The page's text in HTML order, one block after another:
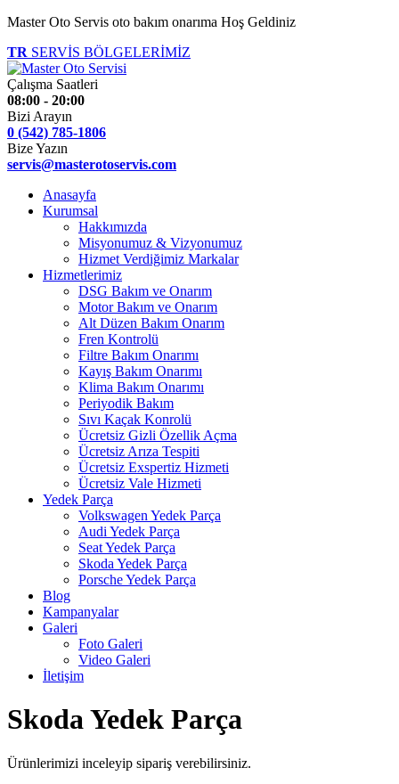
Master Oto Servis oto bakım onarıma Hoş Geldiniz
TR SERVİS BÖLGELERİMİZ
Çalışma Saatleri
08:00 - 20:00
Bizi Arayın
0 (542) 785-1806
Bize Yazın
servis@masterotoservis.com
Anasayfa
Kurumsal
Hakkımızda
Misyonumuz & Vizyonumuz
Hizmet Verdiğimiz Markalar
Hizmetlerimiz
DSG Bakım ve Onarım
Motor Bakım ve Onarım
Alt Düzen Bakım Onarım
Fren Kontrolü
Filtre Bakım Onarımı
Kayış Bakım Onarımı
Klima Bakım Onarımı
Periyodik Bakım
Sıvı Kaçak Konrolü
Ücretsiz Gizli Özellik Açma
Ücretsiz Arıza Tespiti
Ücretsiz Exspertiz Hizmeti
Ücretsiz Vale Hizmeti
Yedek Parça
Volkswagen Yedek Parça
Audi Yedek Parça
Seat Yedek Parça
Skoda Yedek Parça
Porsche Yedek Parça
Blog
Kampanyalar
Galeri
Foto Galeri
Video Galeri
İletişim
Skoda Yedek Parça
Ürünlerimizi inceleyip sipariş verebilirsiniz.